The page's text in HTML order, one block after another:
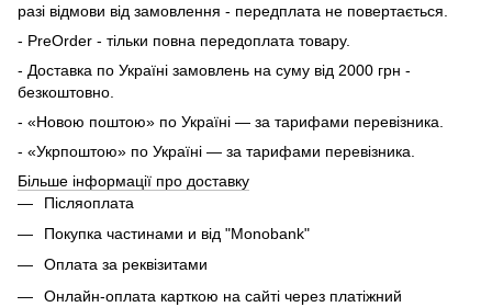
разі відмови від замовлення - передплата не повертається.
- PreOrder - тільки повна передоплата товару.
- Доставка по Україні замовлень на суму від 2000 грн -
безкоштовно.
- «Новою поштою» по Україні — за тарифами перевізника.
- «Укрпоштою» по Україні — за тарифами перевізника.
Більше інформації про доставку
Післяоплата
Покупка частинами и від "Monobank"
Оплата за реквізитами
Онлайн-оплата карткою на сайті через платіжний